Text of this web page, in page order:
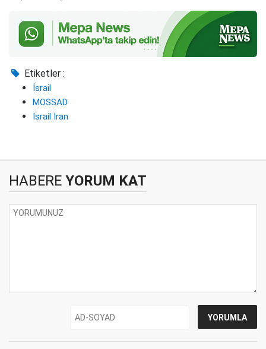
Etiketler :
İsrail
MOSSAD
İsrail İran
HABERE YORUM KAT